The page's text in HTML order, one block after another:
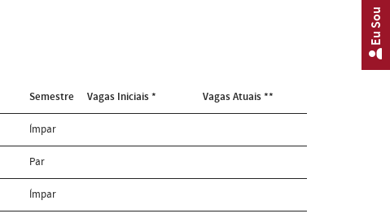
Semestre Vagas Iniciais * Vagas Atuais **
Ímpar
Par
Ímpar
Eu Sou